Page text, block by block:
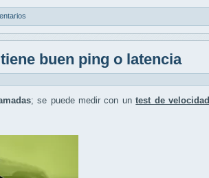
buen ping o latencia
; se puede medir con untest de velocidad